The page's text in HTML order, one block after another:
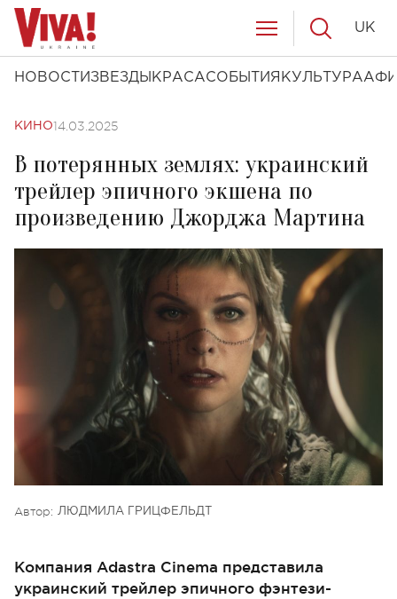
НОВОСТИ ЗВЕЗДЫ КРАСАСОБЫТИЯ КУЛЬТУРА
UK
КИНО14.03.2025
В потерянных землях: украинский
трейлер эпичного экшена по
произведению Джорджа Мартина
Автор: ЛЮДМИЛА ГРИЦФЕЛЬДТ
Компания Adastra Cinema представила
украинский трейлер эпичного фэнтези-